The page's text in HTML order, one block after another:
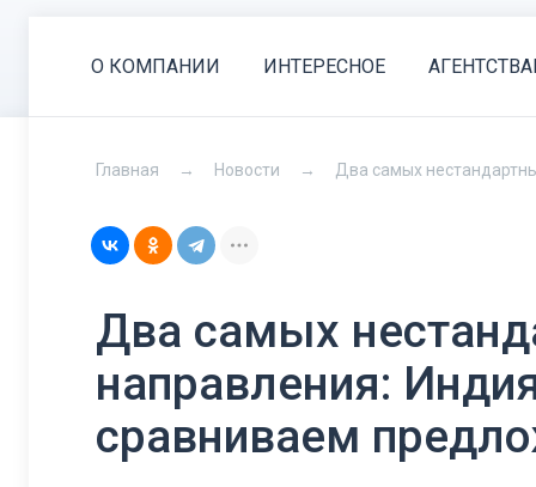
О КОМПАНИИ ИНТЕРЕСНОЕ
Главная Новости Два самых
Два самых
направления:
сравниваем